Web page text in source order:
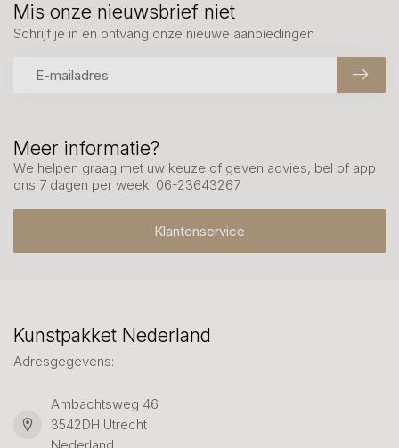
Meer informatie?
We helpen graag met uw keuze of geven advies, bel of app
ons 7 dagen per week: 06-23643267
Klantenservice
Mis onze nieuwsbrief niet
Schrijf je in en ontvang onze nieuwe aanbiedingen
Kunstpakket Nederland
Adresgegevens:
Ambachtsweg 46
3542DH Utrecht